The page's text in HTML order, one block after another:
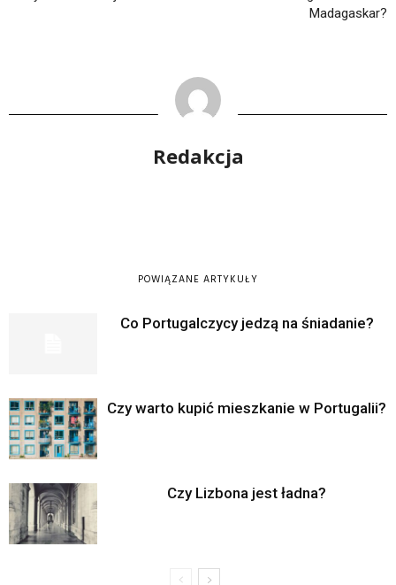
Madagaskar?
Redakcja
POWIĄZANE ARTYKUŁY
Co Portugalczycy jedzą na śniadanie?
Czy warto kupić mieszkanie w Portugalii?
Czy Lizbona jest ładna?